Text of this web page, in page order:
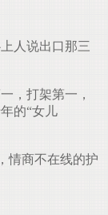
人说出口那三
，打架第一，
的“女儿
情商不在线的护